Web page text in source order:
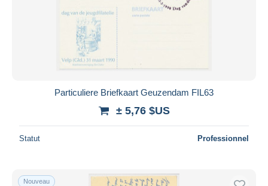
Particuliere Briefkaart Geuzendam FIL63
± 5,76 $US
Statut Professionnel
Nouveau